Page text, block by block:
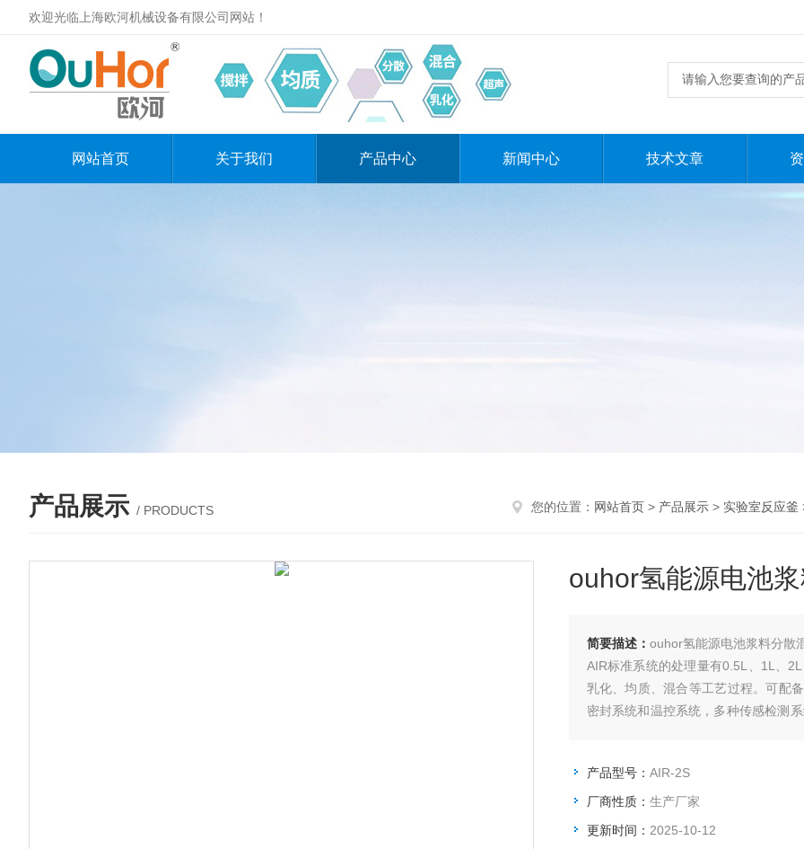
欢迎光临上海欧河机械设备有限公司网站！
网站首页 关于我们 产品中心 新闻中心 技术文章
产品展示 / PRODUCTS 您的位置： 网站首页 > 产品展示 > 实验室反应釜
ouhor氢能源电池
简要描述： ouhor氢能源电池浆料分散
AIR标准系统的处理量有0.5L、1L、
乳化、均质、混合等工艺过程。可配
密封系统和温控系统，多种传感检测
产品型号： AIR-2S
厂商性质： 生产厂家
更新时间： 2025-10-12